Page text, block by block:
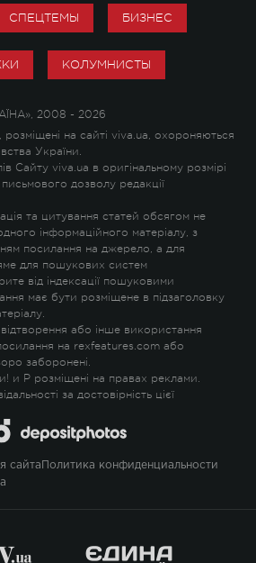
СПЕЦТЕМЫ БИЗНЕС
КОЛУМНИСТЫ
2008 - 2026
розміщені на сайті viva.ua, охороняються
України.
Сайту viva.ua в оригінальному розмірі
дозволу редакції
та цитування статей обсягом не
інформаційного матеріалу, з
посилання на джерело, а для
для пошукових систем
від індексації пошуковими
має бути розміщене в підзаголовку
або інше використання
посилання на rexfeatures.com або
заборонені.
! и P розміщені на правах реклами.
за достовірність цієї
сайта Политика конфиденциальности